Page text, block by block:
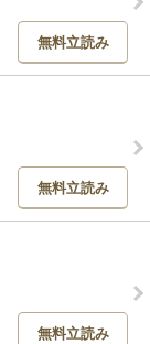
無料立読み
無料立読み
無料立読み